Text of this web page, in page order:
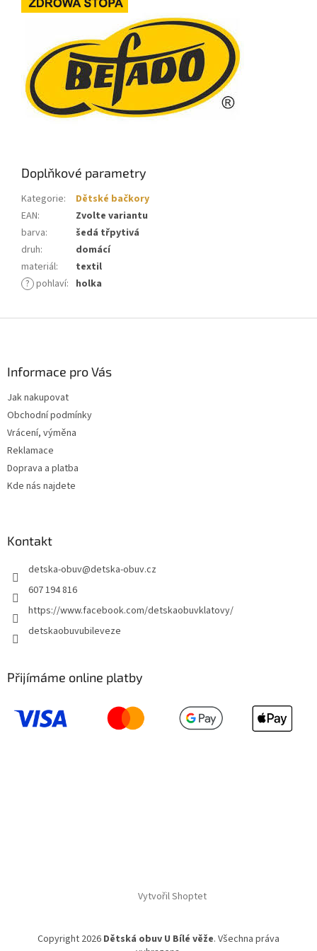
Doplňkové parametry
Kategorie:
Dětské bačkory
EAN:
Zvolte variantu
barva:
šedá třpytivá
druh:
domácí
materiál:
textil
? pohlaví: holka
Informace pro Vás
Jak nakupovat
Obchodní podmínky
Vrácení, výměna
Reklamace
Doprava a platba
Kde nás najdete
Kontakt
detska-obuv@detska-obuv.cz
607 194 816
https://www.facebook.com/detskaobuvklatovy/
detskaobuvubileveze
Přijímáme online platby
Vytvořil Shoptet
Copyright 2026 Dětská obuv U Bílé věže. Všechna práva